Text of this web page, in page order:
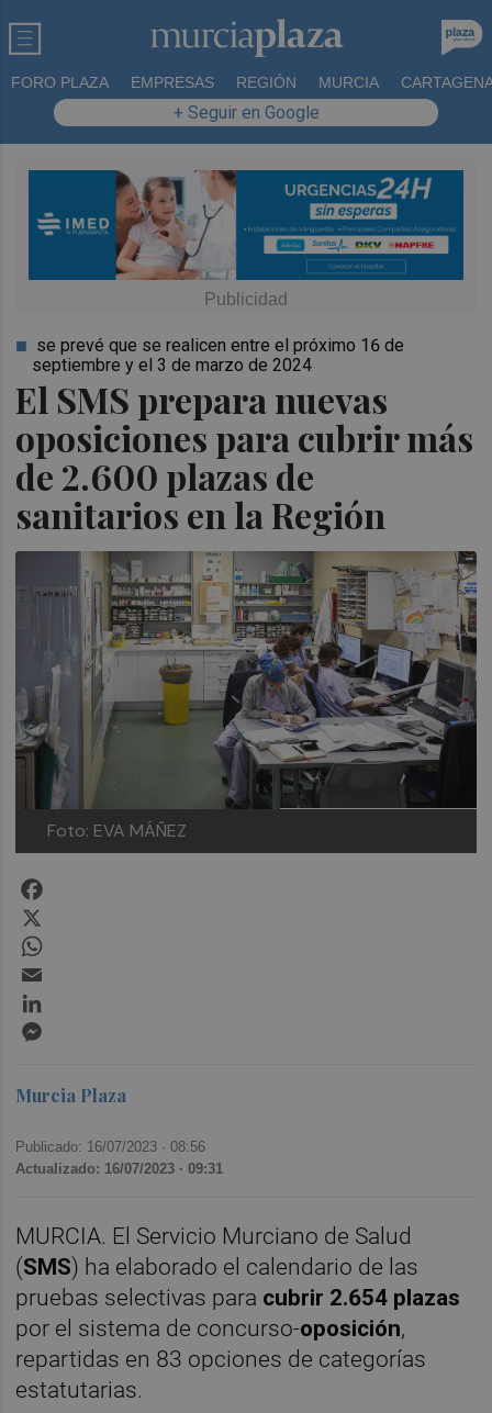
FORO PLAZA EMPRESAS REGIÓN MURCIA
+ Seguir en Google
El SMS prepara nuevas
oposiciones para cubrir más
de 2.600 plazas de
sanitarios en la Región
se prevé que se realicen entre el próximo 16 de
septiembre y el 3 de marzo de 2024
Foto: EVA MÁÑEZ
Murcia Plaza
Publicado: 16/07/2023 ·08:56
Actualizado: 16/07/2023 · 09:31
MURCIA. El Servicio Murciano de Salud
(SMS) ha elaborado el calendario de las
pruebas selectivas para cubrir 2.654 plazas
por el sistema de concurso-oposición,
repartidas en 83 opciones de categorías
estatutarias.